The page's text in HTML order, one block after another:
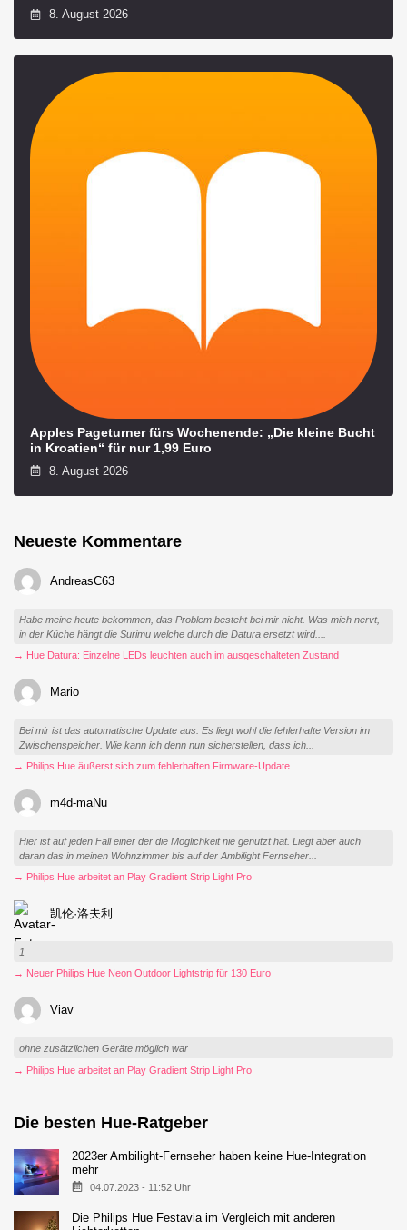
8. August 2026
Apples Pageturner fürs Wochenende: „Die kleine Bucht
in Kroatien“ für nur 1,99 Euro
8. August 2026
Neueste Kommentare
AndreasC63
Habe meine heute bekommen, das Problem besteht bei mir nicht. Was mich nervt,
in der Küche hängt die Surimu welche durch die Datura ersetzt wird....
→ Hue Datura: Einzelne LEDs leuchten auch im ausgeschalteten Zustand
Mario
Bei mir ist das automatische Update aus. Es liegt wohl die fehlerhafte Version im
Zwischenspeicher. Wie kann ich denn nun sicherstellen, dass ich...
→ Philips Hue äußerst sich zum fehlerhaften Firmware-Update
m4d-maNu
Hier ist auf jeden Fall einer der die Möglichkeit nie genutzt hat. Liegt aber auch
daran das in meinen Wohnzimmer bis auf der Ambilight Fernseher...
→ Philips Hue arbeitet an Play Gradient Strip Light Pro
凯伦·洛夫利
1
→ Neuer Philips Hue Neon Outdoor Lightstrip für 130 Euro
Viav
ohne zusätzlichen Geräte möglich war
→ Philips Hue arbeitet an Play Gradient Strip Light Pro
Die besten Hue-Ratgeber
2023er Ambilight-Fernseher haben keine Hue-Integration
mehr
04.07.2023 - 11:52 Uhr
Die Philips Hue Festavia im Vergleich mit anderen